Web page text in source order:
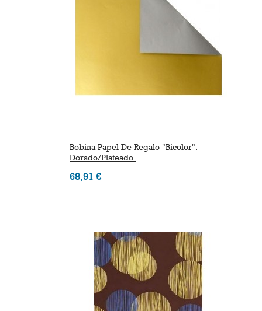
Bobina Papel De Regalo "bicolor".
Dorado/Plateado.
68,91 €